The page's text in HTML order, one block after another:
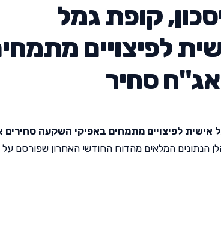
קופת גמל
לפיצויים
סחיר
אישית לפיצויים מתמחים באפיקי השקעה סחירים
הנתונים המלאים מהדוח החודשי האחרון שפורסם על